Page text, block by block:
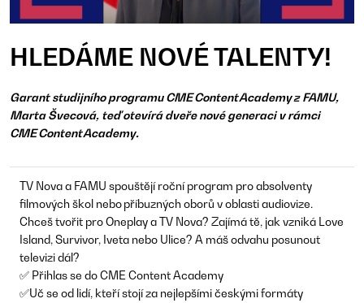
HLEDÁME NOVÉ TALENTY!
Garant studijního programu CME Content Academy z FAMU,
Marta Švecová, teď otevírá dveře nové generaci v rámci
CME Content Academy.
TV Nova a FAMU spouštějí roční program pro absolventy
filmových škol nebo příbuzných oborů v oblasti audiovize.
Chceš tvořit pro Oneplay a TV Nova? Zajímá tě, jak vzniká Love
Island, Survivor, Iveta nebo Ulice? A máš odvahu posunout
televizi dál?
✅ Přihlas se do CME Content Academy
✅Uč se od lidí, kteří stojí za nejlepšími českými formáty